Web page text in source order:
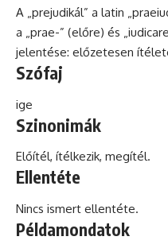
A „prejudikál” a latin
a „prae-” (előre) és
jelentése: előzetesen
Szófaj
ige
Szinonimák
Előítél, ítélkezik, megítél.
Ellentéte
Nincs ismert ellentéte.
Példamondatok